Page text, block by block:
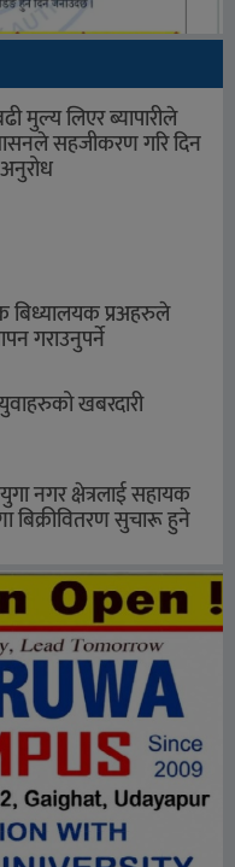
मुल्य लिएर ब्यापारीले
सहजीकरण गरि दिन
बिध्यालयक प्रअहरुले
गराउनुपर्ने
खबरदारी
नगर क्षेत्रलाई सहायक
बिक्रीवितरण सुचारू हुने